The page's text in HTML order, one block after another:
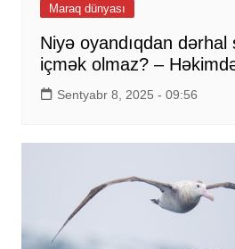
Maraq dünyası
Niyə oyandıqdan
içmək olmaz? –
Sentyabr 8, 2025 - 09:56